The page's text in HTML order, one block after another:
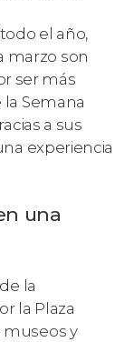
el año,
marzo son
ser más
Semana
a sus
experiencia
una
la
la Plaza
museos y